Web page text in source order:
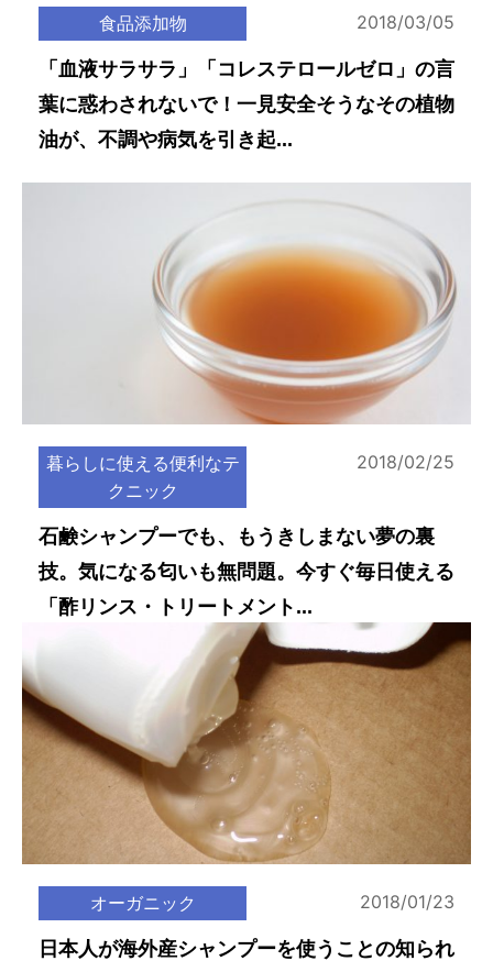
食品添加物 2018/03/05
「血液サラサラ」「コレステロールゼロ」の言
葉に惑わされないで！一見安全そうなその植物
油が、不調や病気を引き起...
暮らしに使える便利なテ
クニック
2018/02/25
石鹸シャンプーでも、もうきしまない夢の裏
技。気になる匂いも無問題。今すぐ毎日使える
「酢リンス・トリートメント...
オーガニック 2018/01/23
日本人が海外産シャンプーを使うことの知られ